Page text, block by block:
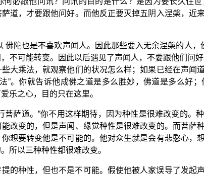
道，才要跟他问好。而他反正要灭掉五阴入涅槃，近
佛陀也是不喜欢声闻人。因此那些要入无余涅槃的人，
不可能转变。因此以后遇见了声闻人，不要跟他们问
大乘法，就观察他们的状况怎么样；如果已经在声闻
”。你就告诉他成佛之道是多么胜妙，佛道是多么好
乐之心，目的只在这里。
菩萨道。”你不用这样期待，因为种性是很难改变的。
改变的，但是声闻、缘觉种性是很难改变的。而菩萨
想要转变他是不可能的。他对众生就是会有悲愍心，
所以三种种性都很难改变。
的种性，但也不是不可能。假使他被人家误导了发起